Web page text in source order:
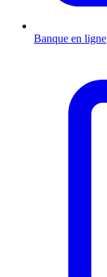
Banque en ligne